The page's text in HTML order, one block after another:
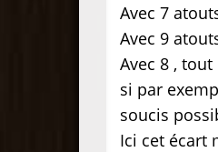
Avec 7
Avec 9
Avec 8 ,
si par
soucis
Ici cet écart